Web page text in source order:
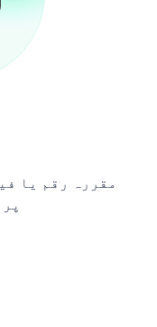
مقررہ رقم یا